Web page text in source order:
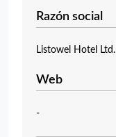
Razón social
Listowel Hotel Ltd.
Web
-